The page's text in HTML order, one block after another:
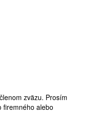
zväzu. Prosím
firemného alebo